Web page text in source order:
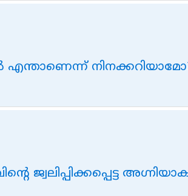
ജ്വലിപ്പിക്കപ്പെട്ട